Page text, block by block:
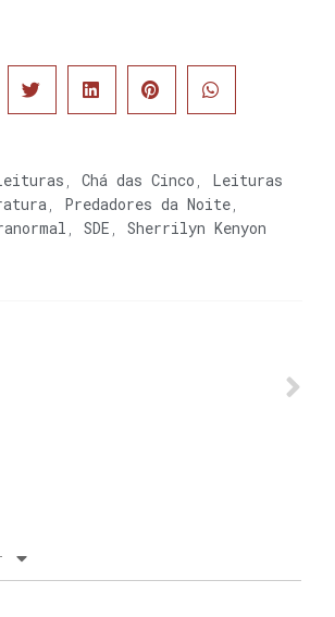
, Chá das Cinco , Leituras
, Predadores da Noite,
, SDE , Sherrilyn Kenyon